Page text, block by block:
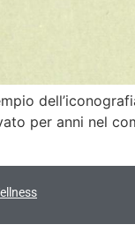
per anni nel